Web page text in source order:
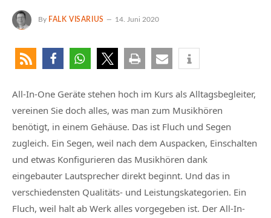
By FALK VISARIUS 14. Juni 2020
All-In-One Geräte stehen hoch im Kurs als Alltagsbegleiter,
vereinen Sie doch alles, was man zum Musikhören
benötigt, in einem Gehäuse. Das ist Fluch und Segen
zugleich. Ein Segen, weil nach dem Auspacken, Einschalten
und etwas Konfigurieren das Musikhören dank
eingebauter Lautsprecher direkt beginnt. Und das in
verschiedensten Qualitäts- und Leistungskategorien. Ein
Fluch, weil halt ab Werk alles vorgegeben ist. Der All-In-